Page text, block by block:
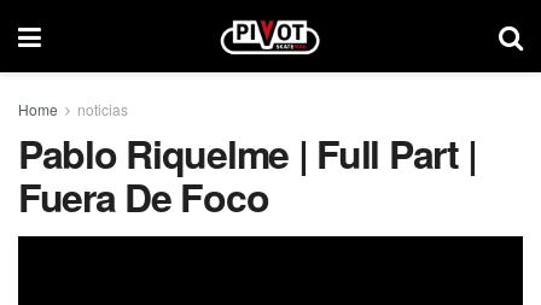
Home noticias
Pablo Riquelme | Full Part |
Fuera De Foco